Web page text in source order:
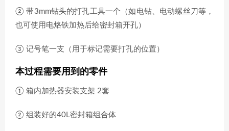
② 带3mm钻头的打孔工具一个（如电钻、电动螺丝刀等，
也可使用电烙铁加热后给密封箱开孔）
③ 记号笔一支（用于标记需要打孔的位置）
本过程需要用到的零件
① 箱内加热器安装支架 2套
② 组装好的40L密封箱组合体